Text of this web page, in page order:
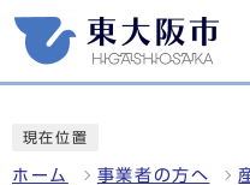
現在位置
ホーム 事業者の方へ